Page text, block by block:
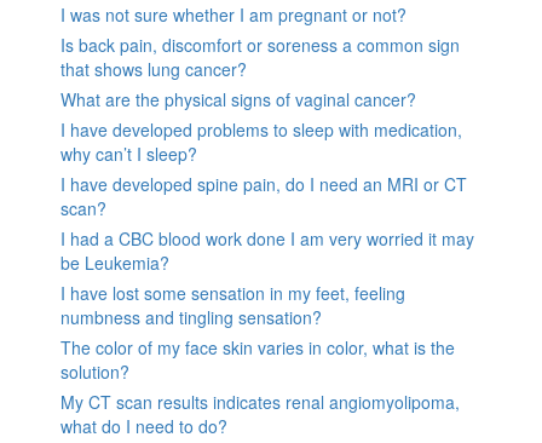
I was not sure whether I am pregnant or not?
Is back pain, discomfort or soreness a common sign
that shows lung cancer?
What are the physical signs of vaginal cancer?
I have developed problems to sleep with medication,
why can’t I sleep?
I have developed spine pain, do I need an MRI or CT
scan?
I had a CBC blood work done I am very worried it may
be Leukemia?
I have lost some sensation in my feet, feeling
numbness and tingling sensation?
The color of my face skin varies in color, what is the
solution?
My CT scan results indicates renal angiomyolipoma,
what do I need to do?